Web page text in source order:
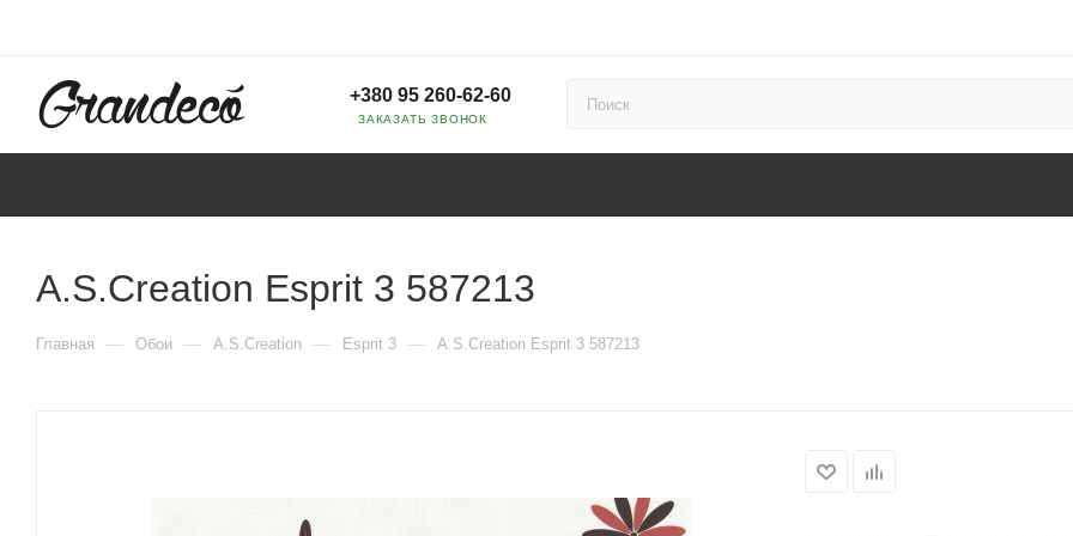
+380 95 260-62-60
ЗАКАЗАТЬ ЗВОНОК
A.S.Creation Esprit 3 587213
Главная — Обои — A.S.Creation — Esprit 3 — A.S.Creation Esprit 3 587213